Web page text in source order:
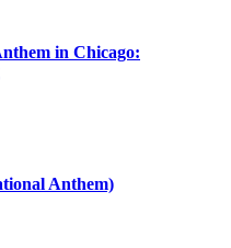
in Chicago:
Anthem)